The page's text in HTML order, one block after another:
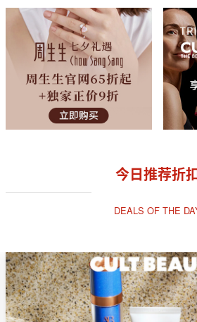
今日推荐折
DEALS OF THE
独家